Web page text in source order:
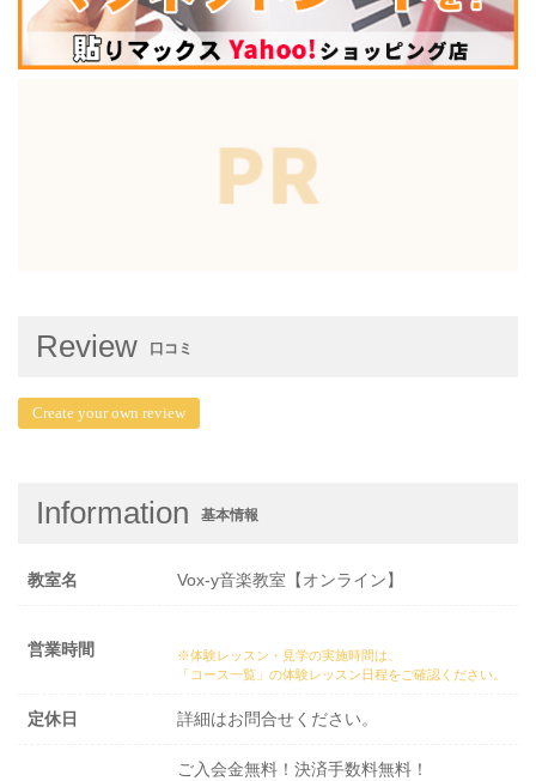
Review 口コミ
Create your own review
Information 基本情報
教室名 Vox-y音楽教室【オンライン】
営業時間
※体験レッスン・見学の実施時間は、
「コース一覧」の体験レッスン日程をご確認ください。
定休日 詳細はお問合せください。
ご入会金無料！決済手数料無料！